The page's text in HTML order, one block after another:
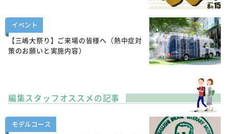
イベント
【三嶋大祭り】ご来場の皆様へ（熱中症対
策のお願いと実施内容）
編集スタッフオススメの記事
モデルコース